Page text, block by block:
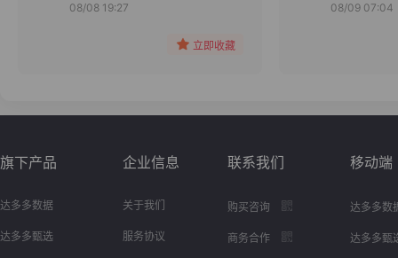
08/08 19:27
立即收藏
08/09 07:04
旗下产品
达多多数据
达多多甄选
企业信息
关于我们
服务协议
联系我们
购买咨询
商务合作
移动端
达多多数
达多多甄